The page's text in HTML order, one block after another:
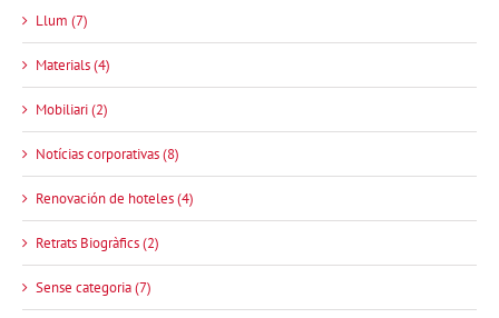
Llum (7)
Materials (4)
Mobiliari (2)
Notícias corporativas (8)
Renovación de hoteles (4)
Retrats Biogràfics (2)
Sense categoria (7)